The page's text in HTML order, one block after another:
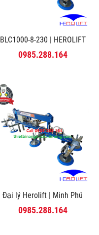
BLC1000-8-230 | HEROLIFT
0985.288.164
Đại lý Herolift | Minh Phú
0985.288.164